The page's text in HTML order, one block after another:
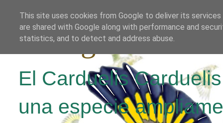
El Jilguero
El Carduelis
una especie
This site uses cookies from Google to deliver its
are shared with Google along with performance and
statistics, and to detect and address abuse.